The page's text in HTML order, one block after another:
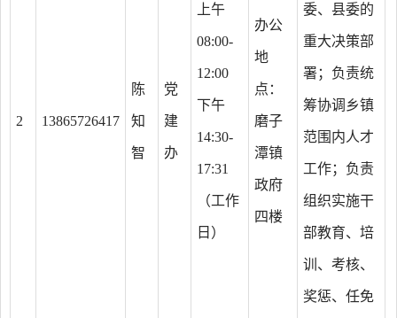
2 13865726417
陈
知
智
党
建
办
上午
08:00-
12:00
下午
14:30-
17:31
（工作
日）
办公
地
点：
磨子
潭镇
政府
四楼
委、县委的
重大决策部
署；负责统
筹协调乡镇
范围内人才
工作；负责
组织实施干
部教育、培
训、考核、
奖惩、任免